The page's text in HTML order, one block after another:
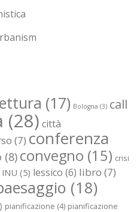
(17) Bologna (3) call
(28) città
(7) conferenza
(8) convegno (15) crisi
INU (5) lessico (6) libro (7)
(18)
pianificazione (4) pianificazione